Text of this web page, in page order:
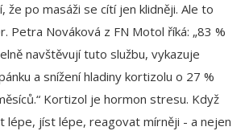
že po masáži se cítí jen klidněji. Ale to
Petra Nováková z FN Motol říká: „83 %
navštěvují tuto službu, vykazuje
a snížení hladiny kortizolu o 27 %
Kortizol je hormon stresu. Když
lépe, jíst lépe, reagovat mírněji - a nejen